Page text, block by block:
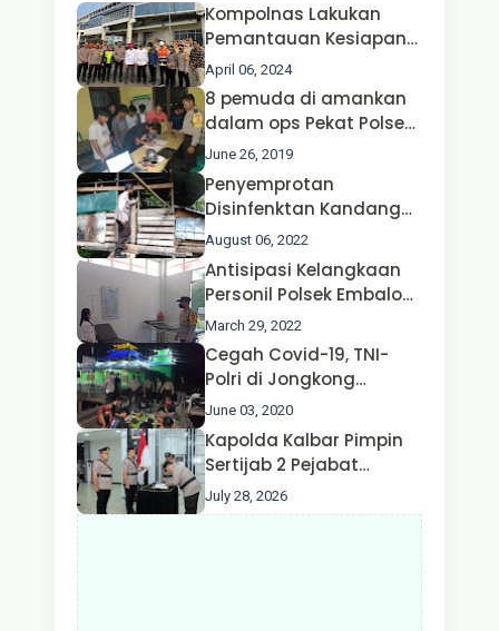
Kompolnas Lakukan
Pemantauan Kesiapan
Operasi Ketupat 2024 di
Polda Jatim Bersama
Kapolri dan Menteri
Perhubungan
April 06, 2024
8 pemuda di amankan
dalam ops Pekat Polsek
Jongkong
June 26, 2019
Penyemprotan
Disinfenktan Kandang
Ternak Kambing warga
Oleh Satgas Ops Aman
Nusa II Polda Kalbar*
August 06, 2022
Antisipasi Kelangkaan
Personil Polsek Embaloh
Hulu Gencar Lakukan
Pengecekan Oksigen
March 29, 2022
Cegah Covid-19, TNI-
Polri di Jongkong
Himbau Masyarakat
Jangan Kumpul Hinga
Larut Malam.
June 03, 2020
Kapolda Kalbar Pimpin
Sertijab 2 Pejabat
Utama dan 7 Kapolres,
AKBP Wisnu Perdana
July 28, 2026